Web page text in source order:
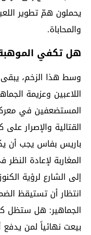
يحملون همّ تطوير
والمحاباة.
هل تكفي الموهبة
وسط هذا الزخم،
اللاعبين وعزيمة
المستضعفين في معركة
القتالية والإصرار
باريس بفاس يجب أن
المغاربة لإعادة
إلى الشارع لرؤية
انتظار أن تستيقظ
الجماهير: هل ستظل
بيعت نهائياً لمن يدفع